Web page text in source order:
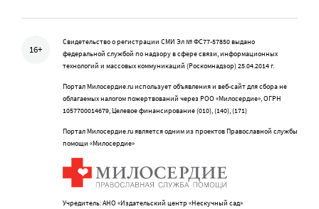
16+
Свидетельство о регистрации СМИ Эл № ФС77-57850 выдано
федеральной службой по надзору в сфере связи, информационных
технологий и массовых коммуникаций (Роскомнадзор) 25.04.2014 г.
Портал Милосердие.ru использует объявления и веб-сайт для сбора не
облагаемых налогом пожертвований через РОО «Милосердие», ОГРН
1057700014679, Целевое финансирование (010), (140), (171)
Портал Милосердие.ru является одним из проектов Православной службы
помощи «Милосердие»
Учредитель: АНО «Издательский центр «Нескучный сад»